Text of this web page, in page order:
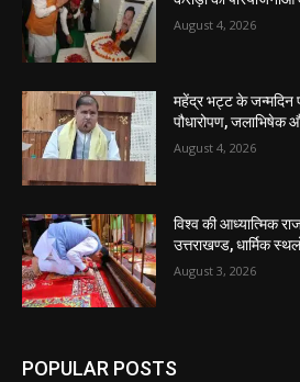
August 4, 2026
महेंद्र भट्ट के जन्मदिन
पौधारोपण, जलाभिषेक
August 4, 2026
विश्व की आध्यात्मिक
उत्तराखण्ड, धार्मिक
August 3, 2026
POPULAR POSTS